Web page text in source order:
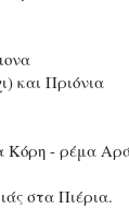
και Πριόνια
Κόρη - ρέμα
στα Πιέρια.